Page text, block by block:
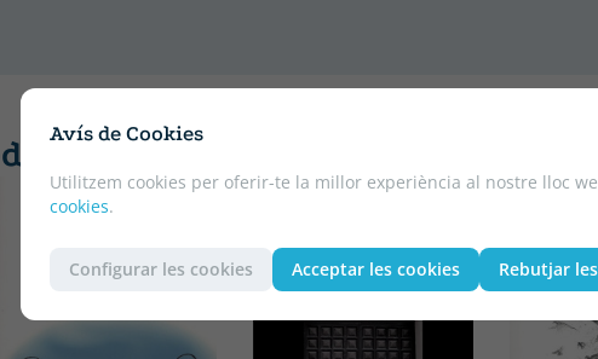
Avís de Cookies
Utilitzem cookies per oferir-te la millor experiència al nostre lloc
cookies.
Configurar les cookies Acceptar les cookies Rebutjar